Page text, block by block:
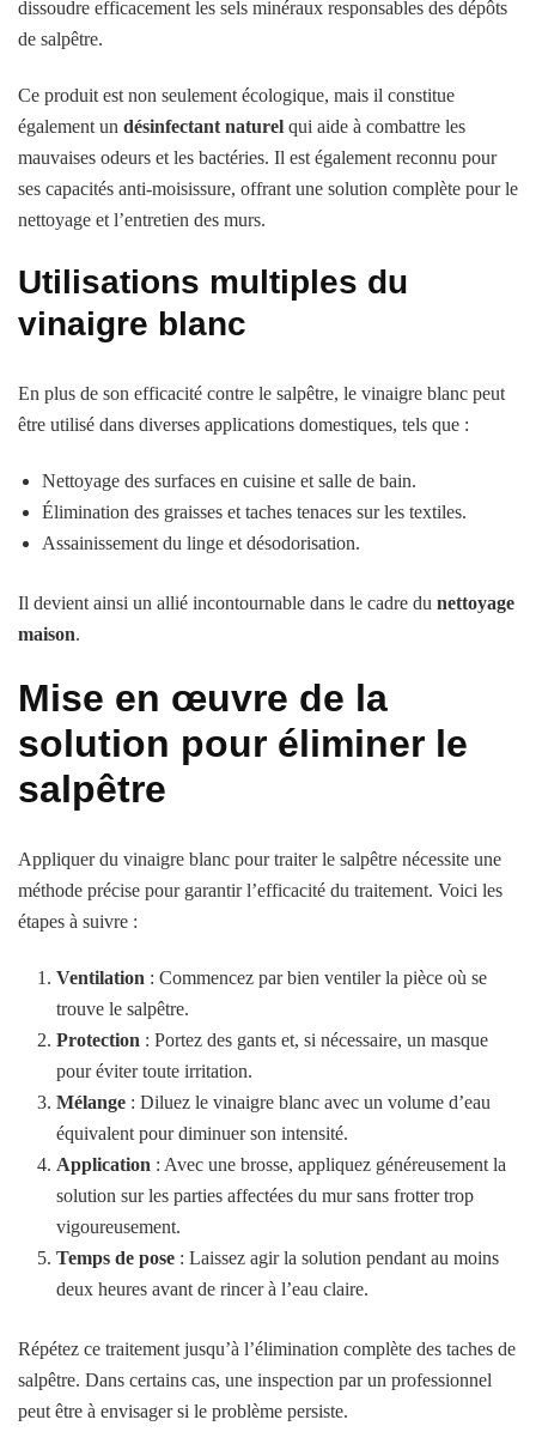
dissoudre efficacement les sels minéraux responsables des dépôts
de salpêtre.
Ce produit est non seulement écologique, mais il constitue
également un désinfectant naturel qui aide à combattre les
mauvaises odeurs et les bactéries. Il est également reconnu pour
ses capacités anti-moisissure, offrant une solution complète pour le
nettoyage et l’entretien des murs.
Utilisations multiples du
vinaigre blanc
En plus de son efficacité contre le salpêtre, le vinaigre blanc peut
être utilisé dans diverses applications domestiques, tels que :
Nettoyage des surfaces en cuisine et salle de bain.
Élimination des graisses et taches tenaces sur les textiles.
Assainissement du linge et désodorisation.
Il devient ainsi un allié incontournable dans le cadre du nettoyage
maison.
Mise en œuvre de la
solution pour éliminer le
salpêtre
Appliquer du vinaigre blanc pour traiter le salpêtre nécessite une
méthode précise pour garantir l’efficacité du traitement. Voici les
étapes à suivre :
Ventilation : Commencez par bien ventiler la pièce où se
trouve le salpêtre.
Protection : Portez des gants et, si nécessaire, un masque
pour éviter toute irritation.
Mélange : Diluez le vinaigre blanc avec un volume d’eau
équivalent pour diminuer son intensité.
Application : Avec une brosse, appliquez généreusement la
solution sur les parties affectées du mur sans frotter trop
vigoureusement.
Temps de pose : Laissez agir la solution pendant au moins
deux heures avant de rincer à l’eau claire.
Répétez ce traitement jusqu’à l’élimination complète des taches de
salpêtre. Dans certains cas, une inspection par un professionnel
peut être à envisager si le problème persiste.